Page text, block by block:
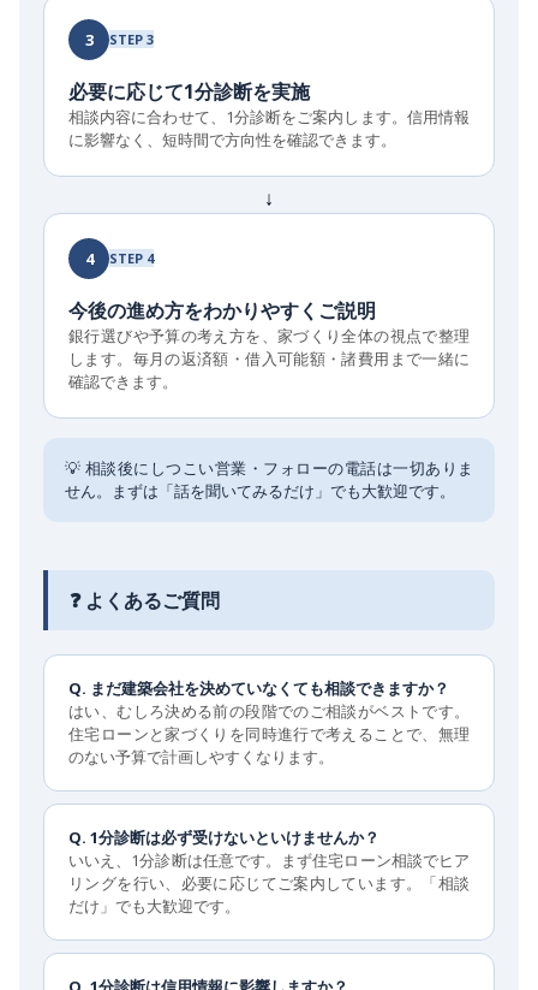
3 STEP 3
必要に応じて1分診断を実施
相談内容に合わせて、1分診断をご案内します。信用情報
に影響なく、短時間で方向性を確認できます。
↓
4 STEP 4
今後の進め方をわかりやすくご説明
銀行選びや予算の考え方を、家づくり全体の視点で整理
します。毎月の返済額・借入可能額・諸費用まで一緒に
確認できます。
💡 相談後にしつこい営業・フォローの電話は一切ありま
せん。まずは「話を聞いてみるだけ」でも大歓迎です。
❓ よくあるご質問
Q. まだ建築会社を決めていなくても相談できますか？
はい、むしろ決める前の段階でのご相談がベストです。
住宅ローンと家づくりを同時進行で考えることで、無理
のない予算で計画しやすくなります。
Q. 1分診断は必ず受けないといけませんか？
いいえ、1分診断は任意です。まず住宅ローン相談でヒア
リングを行い、必要に応じてご案内しています。「相談
だけ」でも大歓迎です。